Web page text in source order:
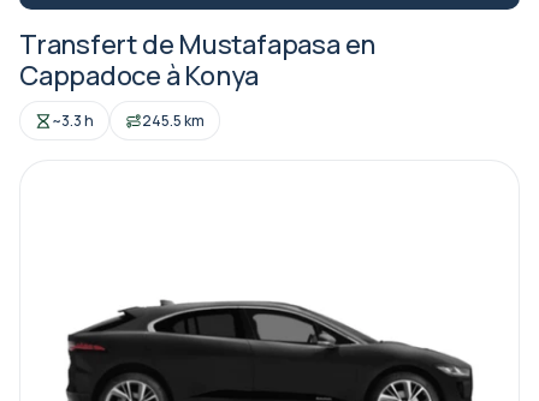
Transfert de Mustafapasa en
Cappadoce à Konya
~3.3 h 245.5 km